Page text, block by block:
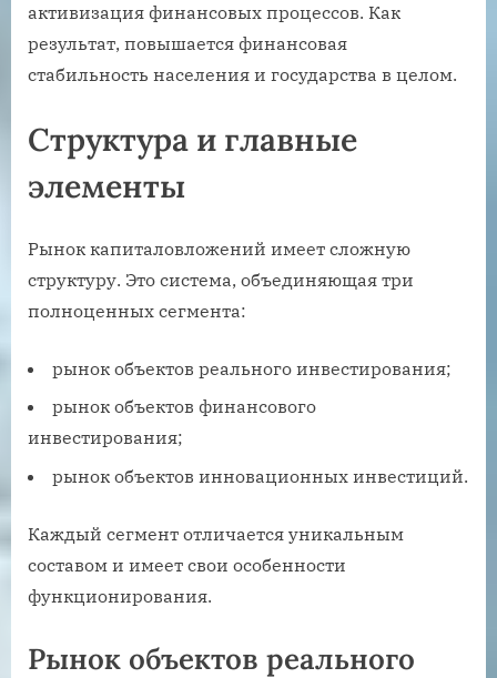
активизация финансовых процессов. Как
результат, повышается финансовая
стабильность населения и государства в целом.
Структура и главные
элементы
Рынок капиталовложений имеет сложную
структуру. Это система, объединяющая три
полноценных сегмента:
рынок объектов реального инвестирования;
рынок объектов финансового
инвестирования;
рынок объектов инновационных инвестиций.
Каждый сегмент отличается уникальным
составом и имеет свои особенности
функционирования.
Рынок объектов реального